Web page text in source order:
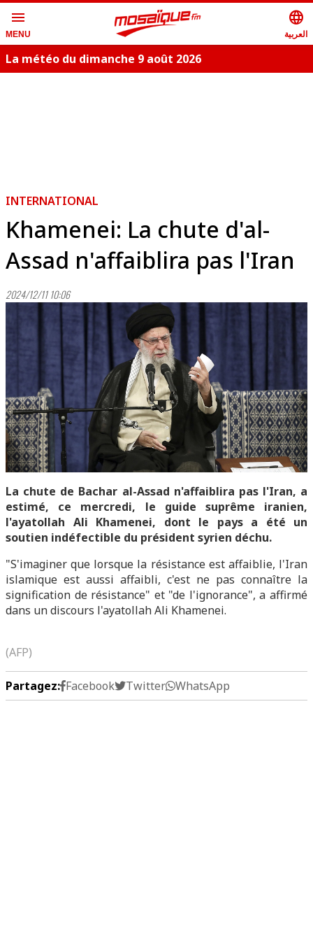
menu
MENU
language
العربية
La météo du dimanche 9 août 2026
INTERNATIONAL
Khamenei: La chute d'al-
Assad n'affaiblira pas l'Iran
2024/12/11 10:06
La chute de Bachar al-Assad n'affaiblira pas l'Iran, a
estimé, ce mercredi, le guide suprême iranien,
l'ayatollah Ali Khamenei, dont le pays a été un
soutien indéfectible du président syrien déchu.
"S'imaginer que lorsque la résistance est affaiblie, l'Iran
islamique est aussi affaibli, c'est ne pas connaître la
signification de résistance" et "de l'ignorance", a affirmé
dans un discours l'ayatollah Ali Khamenei.
(AFP)
Partagez: Facebook Twitter WhatsApp